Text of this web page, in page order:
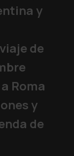
y
de
Roma
y
de